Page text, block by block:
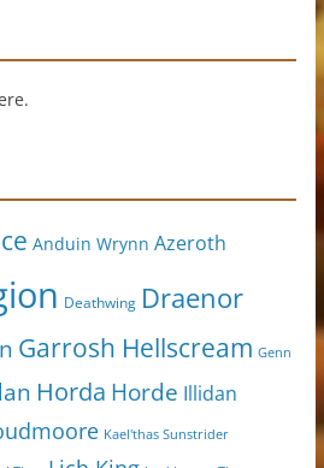
Anduin Wrynn Azeroth
Deathwing Draenor
Garrosh Hellscream Genn
Horda Horde Illidan
Kael'thas Sunstrider